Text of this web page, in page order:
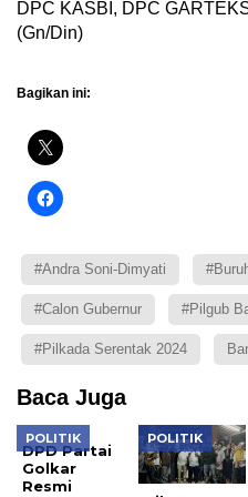
DPC KASBI, DPC
(Gn/Din)
Bagikan ini:
#Andra Soni-Dimyati
#Calon Gubernur #Pilgub
#Pilkada Serentak 2024
Baca Juga
POLITIK
DPD Partai
Golkar
Resmi
POLITIK